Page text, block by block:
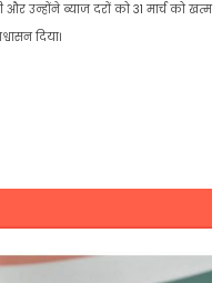
उन्होंने ब्याज दरों को 31 मार्च को खत्म
दिया।